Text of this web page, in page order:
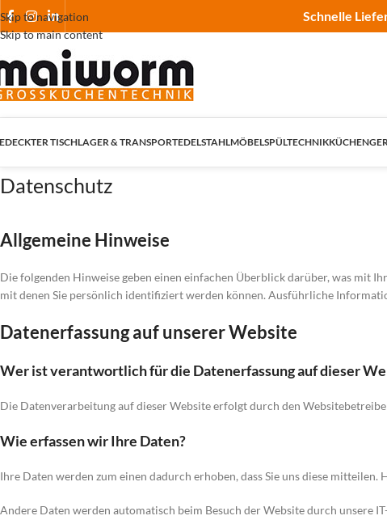
Skip to navigation
Skip to main content
Schnelle
TISCHLAGER & TRANSPORTEDELSTAHLMÖBELSPÜLTECHNIK
Datenschutz
Allgemeine Hinweise
Die folgenden Hinweise geben einen einfachen Überblick darüber, was mit
mit denen Sie persönlich identifiziert werden können. Ausführliche
Datenerfassung auf unserer Website
Wer ist verantwortlich für die Datenerfassung auf dieser
Die Datenverarbeitung auf dieser Website erfolgt durch den
Wie erfassen wir Ihre Daten?
Ihre Daten werden zum einen dadurch erhoben, dass Sie uns diese
Andere Daten werden automatisch beim Besuch der Website durch unsere